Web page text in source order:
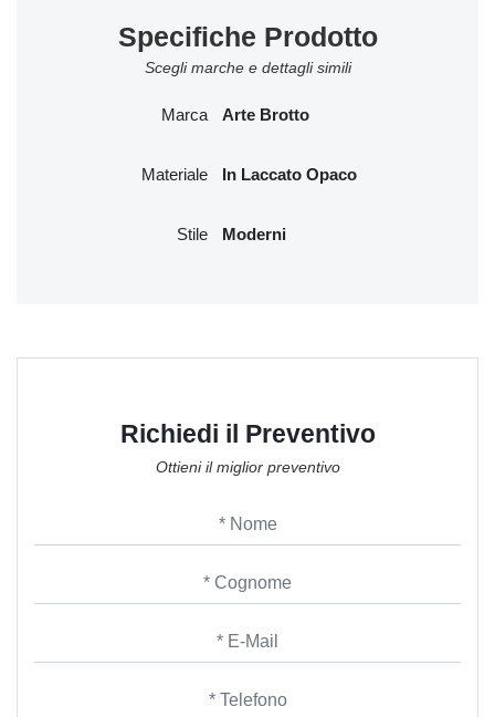
Richiedi il Preventivo
Ottieni il miglior preventivo
Specifiche Prodotto
Scegli marche e dettagli simili
Marca Arte Brotto
Materiale In Laccato Opaco
Stile Moderni